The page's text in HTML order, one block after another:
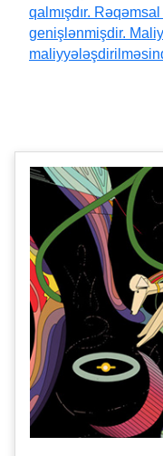
qalmışdır.
genişlənmişdir.